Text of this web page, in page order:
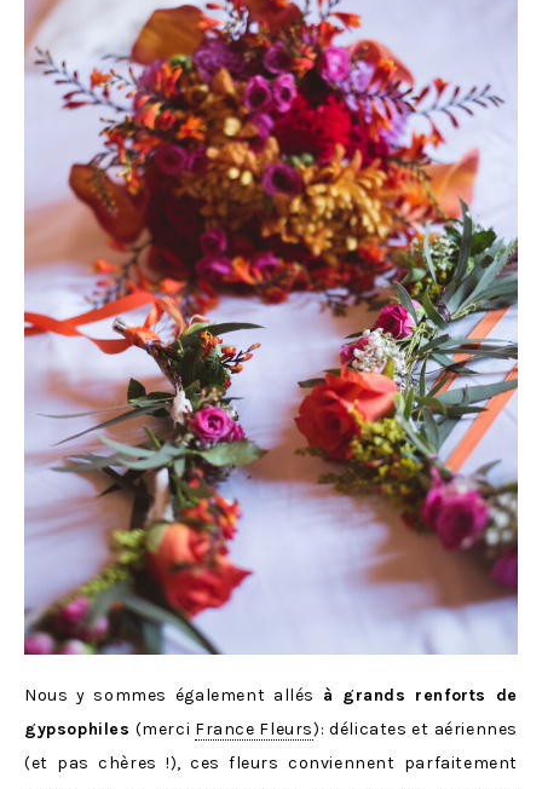
Nous y sommes également allés à grands renforts de
gypsophiles (merci France Fleurs): délicates et aériennes
(et pas chères !), ces fleurs conviennent parfaitement